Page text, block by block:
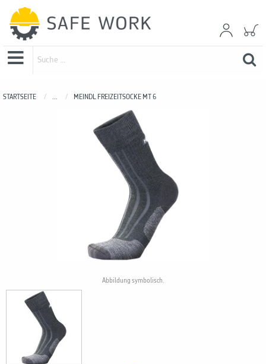
STARTSEITE ... MEINDL FREIZEITSOCKE MT 6
Abbildung symbolisch.